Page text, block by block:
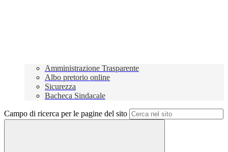
Amministrazione Trasparente
Albo pretorio online
Sicurezza
Bacheca Sindacale
Campo di ricerca per le pagine del sito